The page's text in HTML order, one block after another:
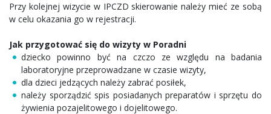
Przy kolejnej wizycie w IPCZD skierowanie należy mieć ze sobą
w celu okazania go w rejestracji.
Jak przygotować się do wizyty w Poradni
dziecko powinno być na czczo ze względu na badania
laboratoryjne przeprowadzane w czasie wizyty,
dla dzieci jedzących należy zabrać posiłek,
należy sporządzić spis posiadanych preparatów i sprzętu do
żywienia pozajelitowego i dojelitowego.